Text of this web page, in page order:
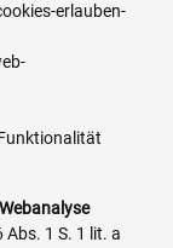
erlauben-
1 S. 1 lit. a